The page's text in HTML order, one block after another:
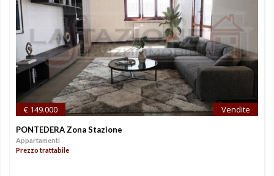
€ 149.000 Vendite
PONTEDERA Zona Stazione
Appartamenti
Prezzo trattabile